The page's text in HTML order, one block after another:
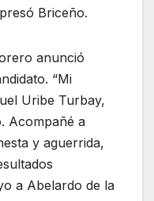
Briceño.
anunció
“Mi
Uribe Turbay,
Acompañé a
y aguerrida,
a Abelardo de la